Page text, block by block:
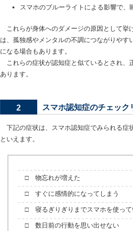
スマホのブルーライトによる影響で、
これらが身体へのダメージの原因として挙
は、孤独感やメンタルの不調につながりや
になる場合もあります。
これらの症状が認知症と似ているとされ、
あります。
2 スマホ認知症のチェック
下記の症状は、スマホ認知症でみられる症
といえます。
□ 物忘れが増えた
□ すぐに感情的になってしまう
□ 寝るぎりぎりまでスマホを使って
□ 数日前の行動を思い出せない